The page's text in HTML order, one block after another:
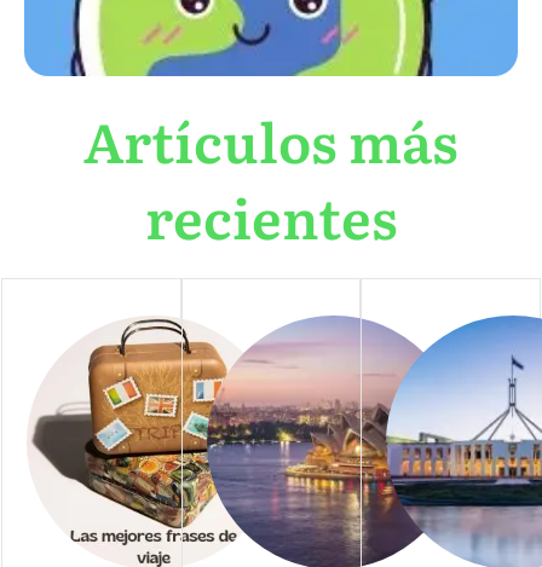
Artículos más
recientes